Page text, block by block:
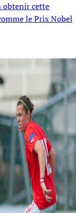
obtenir cette
le Prix Nobel